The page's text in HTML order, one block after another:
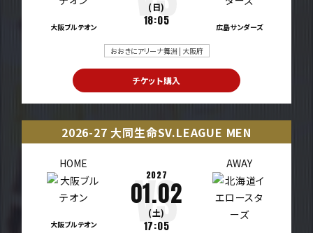
大阪ブルテオン
(日)
18:05 広島サンダーズ
おおきにアリーナ舞洲 | 大阪府
チケット購入
2026-27 大同生命SV.LEAGUE MEN
HOME
大阪ブルテオン
2027
01.02
(土)
17:05
AWAY